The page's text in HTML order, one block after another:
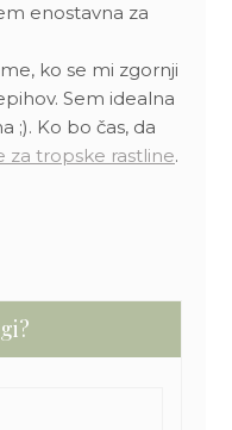
enostavna za
ko se mi zgornji
Sem idealna
;). Ko bo čas, da
za tropske rastline.